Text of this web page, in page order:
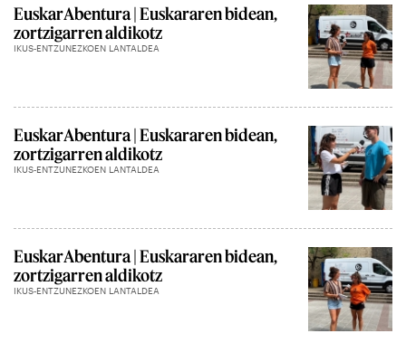
EuskarAbentura | Euskararen bidean,
zortzigarren aldikotz
IKUS-ENTZUNEZKOEN LANTALDEA
EuskarAbentura | Euskararen bidean,
zortzigarren aldikotz
IKUS-ENTZUNEZKOEN LANTALDEA
EuskarAbentura | Euskararen bidean,
zortzigarren aldikotz
IKUS-ENTZUNEZKOEN LANTALDEA